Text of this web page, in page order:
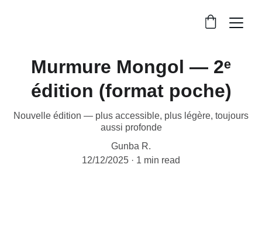
Murmure Mongol — 2ᵉ
édition (format poche)
Nouvelle édition — plus accessible, plus légère, toujours
aussi profonde
Gunba R.
12/12/2025
1 min read